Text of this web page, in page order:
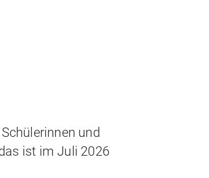
und
ist im Juli 2026